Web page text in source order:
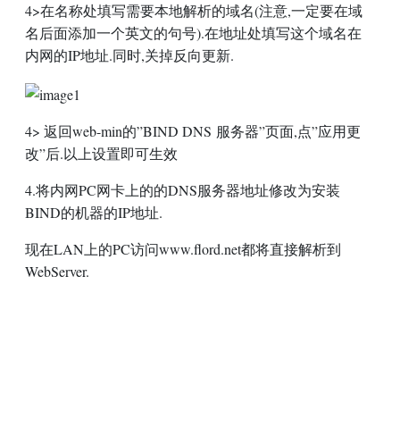
4>在名称处填写需要本地解析的域名(注意,一定要在域
名后面添加一个英文的句号).在地址处填写这个域名在
内网的IP地址.同时,关掉反向更新.
4> 返回web-min的”BIND DNS 服务器”页面,点”应用更
改”后.以上设置即可生效
4.将内网PC网卡上的的DNS服务器地址修改为安装
BIND的机器的IP地址.
现在LAN上的PC访问www.flord.net都将直接解析到
WebServer.